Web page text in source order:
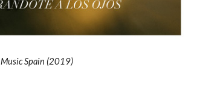
Music Spain (2019)